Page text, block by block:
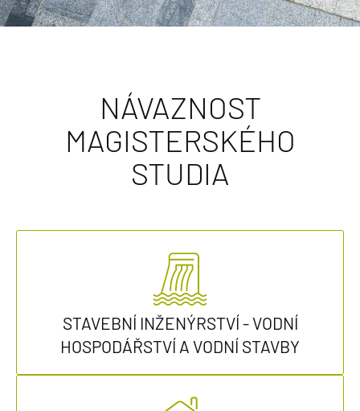
NÁVAZNOST
MAGISTERSKÉHO
STUDIA
STAVEBNÍ INŽENÝRSTVÍ - VODNÍ
HOSPODÁŘSTVÍ A VODNÍ STAVBY